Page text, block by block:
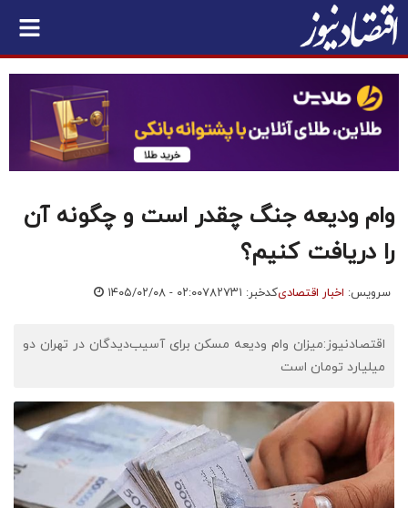
وام ودیعه جنگ چقدر است و چگونه آن
را دریافت کنیم؟
سرویس: اخبار اقتصادیکدخبر: ۷۸۲۷۳۱ ۱۴۰۵/۰۲/۰۸ - ۰۲:۰۰
اقتصادنیوز:میزان وام ودیعه مسکن برای آسیب‌دیدگان در تهران دو
میلیارد تومان است